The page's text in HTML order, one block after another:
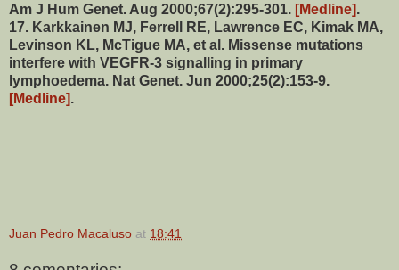
Am J Hum Genet. Aug 2000;67(2):295-301. [Medline].
17. Karkkainen MJ, Ferrell RE, Lawrence EC, Kimak MA,
Levinson KL, McTigue MA, et al. Missense mutations
interfere with VEGFR-3 signalling in primary
lymphoedema. Nat Genet. Jun 2000;25(2):153-9.
[Medline].
Juan Pedro Macaluso at 18:41